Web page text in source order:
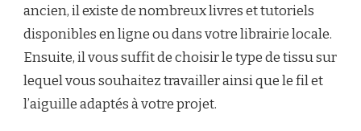
ancien, il existe de nombreux livres et tutoriels
disponibles en ligne ou dans votre librairie locale.
Ensuite, il vous suffit de choisir le type de tissu sur
lequel vous souhaitez travailler ainsi que le fil et
l’aiguille adaptés à votre projet.